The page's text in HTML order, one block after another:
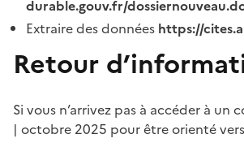
durable.gouv.fr/
Extraire des données https://
Retour
Si vous n’arrivez pas à accéder à
| octobre 2025 pour être orienté